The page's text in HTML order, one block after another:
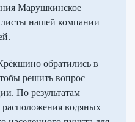
Марушкинское
нашей компании
обратились в
решить вопрос
По результатам
расположения водяных